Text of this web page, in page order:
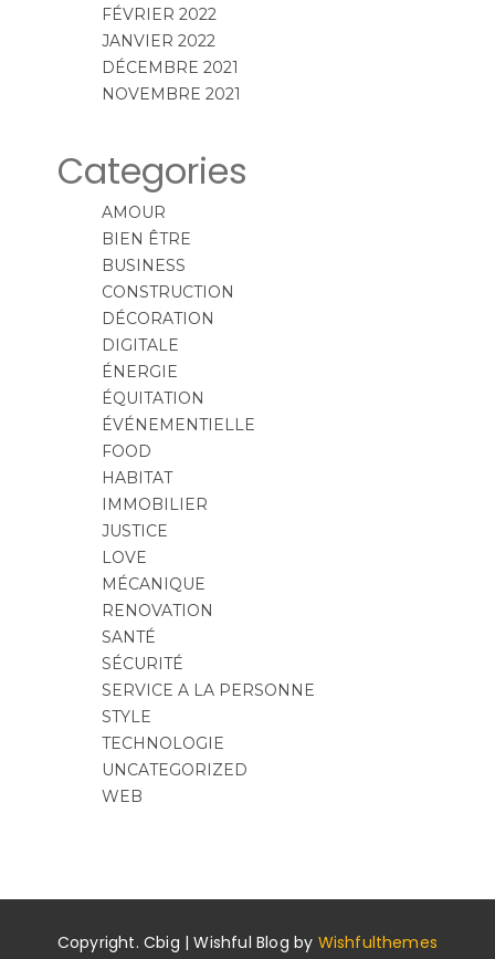
FÉVRIER 2022
JANVIER 2022
DÉCEMBRE 2021
NOVEMBRE 2021
Categories
AMOUR
BIEN ÊTRE
BUSINESS
CONSTRUCTION
DÉCORATION
DIGITALE
ÉNERGIE
ÉQUITATION
ÉVÉNEMENTIELLE
FOOD
HABITAT
IMMOBILIER
JUSTICE
LOVE
MÉCANIQUE
RENOVATION
SANTÉ
SÉCURITÉ
SERVICE A LA PERSONNE
STYLE
TECHNOLOGIE
UNCATEGORIZED
WEB
Copyright. Cbig | Wishful Blog by Wishfulthemes